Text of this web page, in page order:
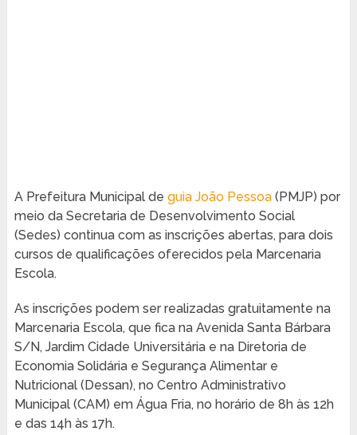
A Prefeitura Municipal de guia João Pessoa(PMJP) por
meio da Secretaria de Desenvolvimento Social
(Sedes) continua com as inscrições abertas, para dois
cursos de qualificações oferecidos pela Marcenaria
Escola.
As inscrições podem ser realizadas gratuitamente na
Marcenaria Escola, que fica na Avenida Santa Bárbara
S/N, Jardim Cidade Universitária e na Diretoria de
Economia Solidária e Segurança Alimentar e
Nutricional (Dessan), no Centro Administrativo
Municipal (CAM) em Água Fria, no horário de 8h às 12h
e das 14h às 17h.